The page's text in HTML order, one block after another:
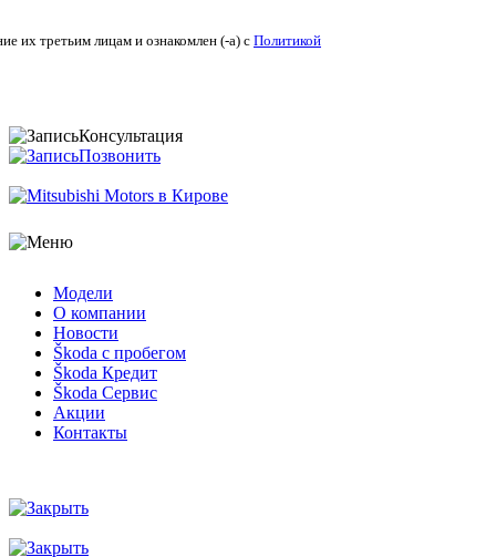
их третьим лицам и ознакомлен (-а) cПолитикой конфиденциальности
Позвонить
О компании
Новости
Škoda с пробегом
Škoda Кредит
Škoda Сервис
Акции
Контакты